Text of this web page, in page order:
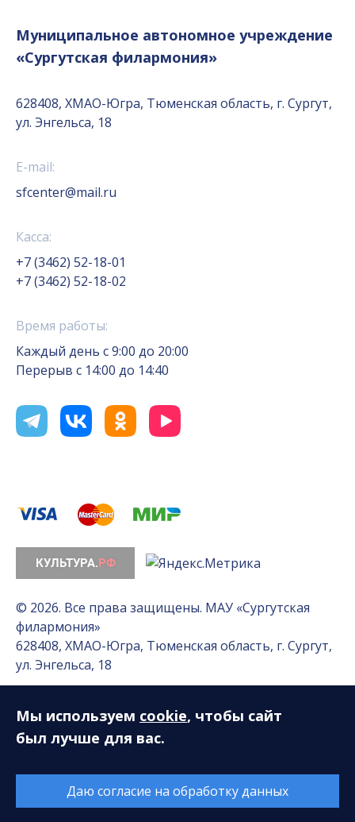
Муниципальное автономное учреждение
«Сургутская филармония»
628408, ХМАО-Югра, Тюменская область, г. Сургут,
ул. Энгельса, 18
E-mail:
sfcenter@mail.ru
Касса:
+7 (3462) 52-18-01
+7 (3462) 52-18-02
Время работы:
Каждый день с 9:00 до 20:00
Перерыв с 14:00 до 14:40
© 2026. Все права защищены. МАУ «Сургутская
филармония»
628408, ХМАО-Югра, Тюменская область, г. Сургут,
ул. Энгельса, 18
Разработка сайта — Интернет-лаборатория
«Делиссимо»
Обслуживание сайта —А1 Интернет-Эксперт
Мы используем cookie, чтобы сайт
был лучше для вас.
Даю согласие на обработку данных